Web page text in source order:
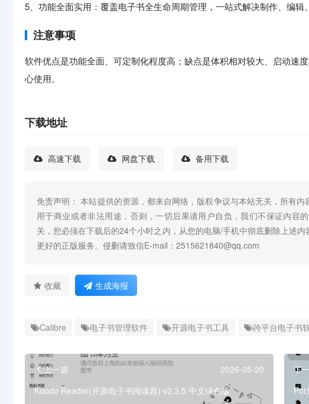
5、功能全面实用：覆盖电子书全生命周期管理，一站式解决制作、编辑
注意事项
软件优点是功能全面、可定制化程度高；缺点是体积相对较大、启动速
心使用。
下载地址
高速下载 网盘下载 备用下载
免责声明： 本站提供的资源，都来自网络，版权争议与本站无关，所有
用于商业或者非法用途，否则，一切后果请用户自负，我们不保证内容
关，您必须在下载后的24个小时之内，从您的电脑/手机中彻底删除上述
更好的正版服务。侵删请致信E-mail：2515621840@qq.com
收藏 生成海报
Calibre 电子书管理软件 开源电子书工具 跨平台电子书
上一篇
2026-05-20
Koodo Reader(开源电子书阅读器) v2.3.5 中文绿色版
下
Pot